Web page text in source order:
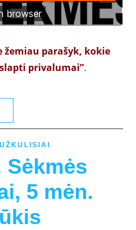
žemiau parašyk, kokie
privalumai”.
Sėkmės
5 mėn.